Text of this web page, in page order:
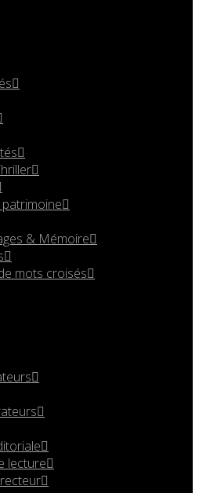
& Mémoire
mots croisés
lecture